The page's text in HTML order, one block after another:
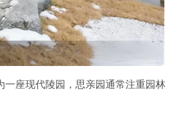
一座现代陵园，思亲园通常注重园林